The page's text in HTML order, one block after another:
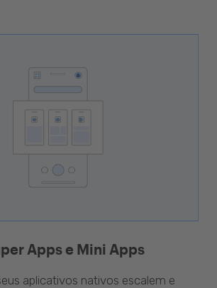
Apps e Mini Apps
aplicativos nativos escalem e